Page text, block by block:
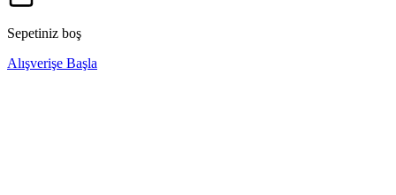
Sepetiniz boş
Alışverişe Başla